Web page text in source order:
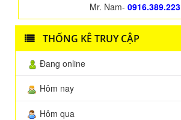
Mr. Nam- 0916.389.223
THỐNG KÊ TRUY CẬP
Đang online
Hôm nay
Hôm qua